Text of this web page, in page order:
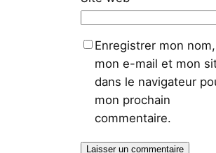
Enregistrer mon nom,
mon e-mail et mon
dans le navigateur
mon prochain
commentaire.